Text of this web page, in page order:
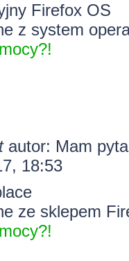
Firefox OS
z system
autor: Mam
18:53
ze sklepem